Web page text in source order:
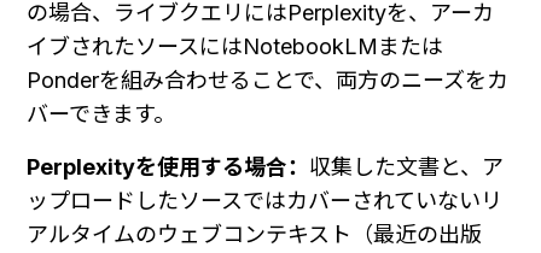
の場合、ライブクエリにはPerplexityを、アーカ
イブされたソースにはNotebookLMまたは
Ponderを組み合わせることで、両方のニーズをカ
バーできます。
Perplexityを使用する場合： 収集した文書と、ア
ップロードしたソースではカバーされていないリ
アルタイムのウェブコンテキスト（最近の出版